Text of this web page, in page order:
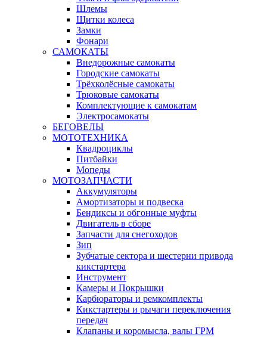
Шлемы
Щитки колеса
Замки
Фонари
САМОКАТЫ
Внедорожные самокаты
Городские самокаты
Трёхколёсные самокаты
Трюковые самокаты
Комплектующие к самокатам
Электросамокаты
БЕГОВЕЛЫ
МОТОТЕХНИКА
Квадроциклы
Питбайки
Мопеды
МОТОЗАПЧАСТИ
Аккумуляторы
Амортизаторы и подвеска
Бендиксы и обгонные муфты
Двигатель в сборе
Запчасти для снегоходов
Зип
Зубчатые сектора и шестерни привода
кикстартера
Инструмент
Камеры и Покрышки
Карбюраторы и ремкомплекты
Кикстартеры и рычаги переключения
передач
Клапаны и коромысла, валы ГРМ